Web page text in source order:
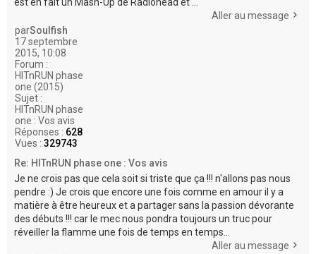
Aller au message
parSoulfish
17 septembre
2015, 10:08
Forum :
HITnRUN phase
one (2015)
Sujet :
HITnRUN phase
one : Vos avis
Réponses : 628
Vues : 329743
Re: HITnRUN phase one : Vos avis
Je ne crois pas que cela soit si triste que ça !!! n'allons pas nous
pendre :) Je crois que encore une fois comme en amour il y a
matière à être heureux et a partager sans la passion dévorante
des débuts !!! car le mec nous pondra toujours un truc pour
réveiller la flamme une fois de temps en temps...
Aller au message